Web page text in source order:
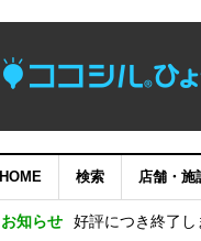
HOME 検索 店舗・施
お知らせ
【完了】システ
好評につき終了